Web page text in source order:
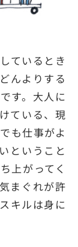
ているとき
んよりする
す。大人に
ている、現
も仕事がよ
ということ
上がってく
まぐれが許
キルは身に